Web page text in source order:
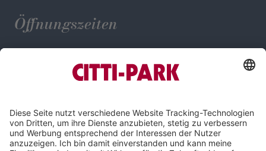
Öffnungszeiten